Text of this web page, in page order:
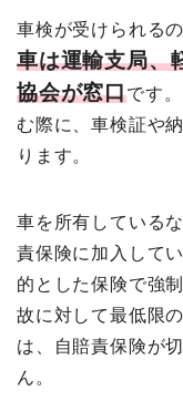
車検が受けられる
車は運輸支局、
協会が窓口です
む際に、車検証や
ります。
車を所有している
責保険に加入して
的とした保険で強
故に対して最低限
は、自賠責保険が
ん。